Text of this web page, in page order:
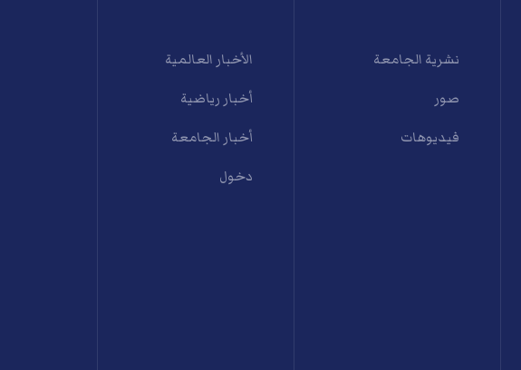
نشرية الجامعة
صور
فيديوهات
الأخبار العالمية
أخبار رياضية
أخبار الجامعة
دخول